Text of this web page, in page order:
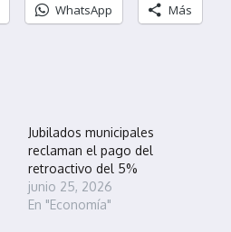
WhatsApp Más
Jubilados municipales
reclaman el pago del
retroactivo del 5%
junio 25, 2026
En "Economía"